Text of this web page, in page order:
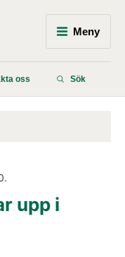
Meny
oss Sök
.
upp i